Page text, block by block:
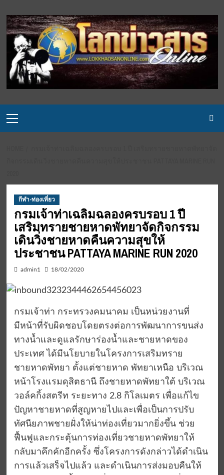
to
content
Menu
กีฬา-ท่องเที่ยว
กรมเจ้าท่าเฉลิมฉลองครบรอบ 1 ปี
เสริมทรายชายหาดพัทยาจัดกิจกรรม
เดินวิ่งชายหาดคืนความสุขให้
ประชาชน PATTAYA MARINE RUN 2020
admin1 18/02/2020
กรมเจ้าท่า กระทรวงคมนาคม เป็นหน่วยงานที่
มีหน้าที่รับผิดชอบโดยตรงต่อการพัฒนาการขนส่ง
ทางน้ำและดูแลรักษาร่องน้ำและชายหาดของ
ประเทศ ได้มีนโยบายในโครงการเสริมทราย
ชายหาดพัทยา ตั้งแต่ชายหาด พัทยาเหนือ บริเวณ
หน้าโรงแรมดุสิตธานี ถึงชายหาดพัทยาใต้ บริเวณ
วอล์คกิ้งสตรีท ระยะทาง 2.8 กิโลเมตร เพื่อแก้ไข
ปัญหาชายหาดที่สูญหายไปและเพื่อเป็นการปรับ
ทัศนียภาพชายฝั่งให้น่าท่องเที่ยวมากยิ่งขึ้น ช่วย
ฟื้นฟูและกระตุ้นการท่องเที่ยวชายหาดพัทยาให้
กลับมาคึกคักอีกครั้ง ซึ่งโครงการดังกล่าวได้ดำเนิน
การแล้วเสร็จไปแล้ว และดำเนินการส่งมอบคืนให้